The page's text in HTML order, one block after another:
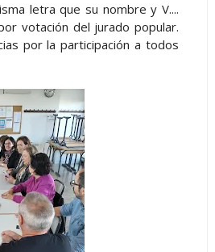
letra que su nombre y V....
votación del jurado popular.
por la participación a todos